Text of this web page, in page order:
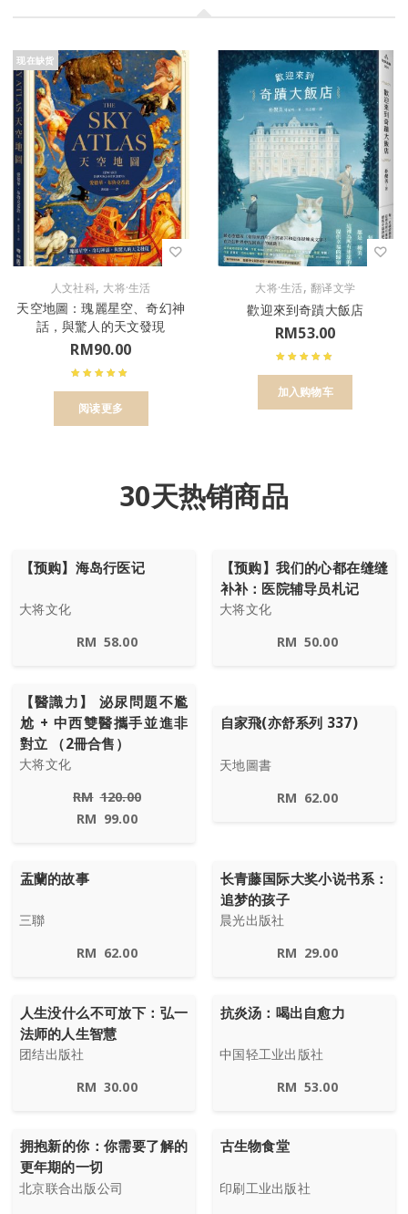
现在缺货
人文社科, 大将·生活
天空地圖：瑰麗星空、奇幻神
話，與驚人的天文發現
RM90.00
阅读更多
大将·生活,翻译文学
歡迎來到奇蹟大飯店
RM53.00
加入购物车
30天热销商品
【预购】海岛行医记
大将文化
RM 58.00
【预购】我们的心都在缝缝
补补：医院辅导员札记
大将文化
RM 50.00
【醫識力】 泌尿問題不尷
尬 + 中西雙醫攜手並進非
對立 （2冊合售）
大将文化
RM 120.00
RM 99.00
自家飛(亦舒系列 337)
天地圖書
RM 62.00
盂蘭的故事
三聯
RM 62.00
长青藤国际大奖小说书系：
追梦的孩子
晨光出版社
RM 29.00
人生没什么不可放下：弘一
法师的人生智慧
团结出版社
RM 30.00
抗炎汤：喝出自愈力
中国轻工业出版社
RM 53.00
拥抱新的你：你需要了解的
更年期的一切
北京联合出版公司
古生物食堂
印刷工业出版社